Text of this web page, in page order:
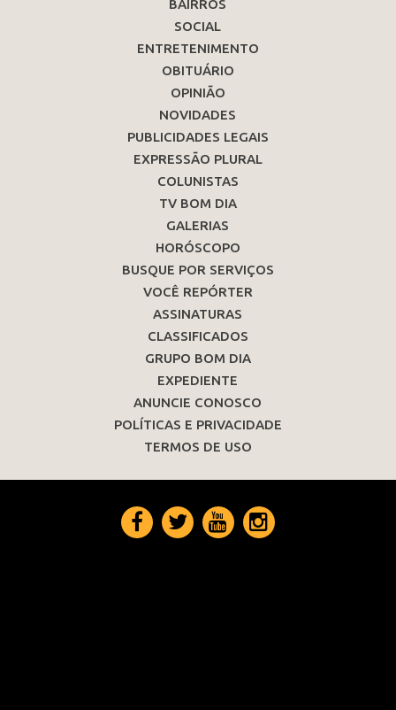
BAIRROS
SOCIAL
ENTRETENIMENTO
OBITUÁRIO
OPINIÃO
NOVIDADES
PUBLICIDADES LEGAIS
EXPRESSÃO PLURAL
COLUNISTAS
TV BOM DIA
GALERIAS
HORÓSCOPO
BUSQUE POR SERVIÇOS
VOCÊ REPÓRTER
ASSINATURAS
CLASSIFICADOS
GRUPO BOM DIA
EXPEDIENTE
ANUNCIE CONOSCO
POLÍTICAS E PRIVACIDADE
TERMOS DE USO